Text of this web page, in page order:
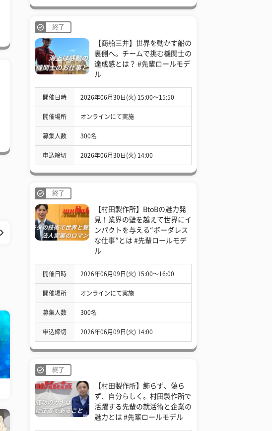
終了
【商船三井】世界を動かす船の
裏側へ。チームで挑む機関士の
達成感とは？ #先輩ロールモデ
ル
開催日時 2026年06月30日(火) 15:00〜15:50
開催場所 オンラインにて実施
募集人数 300名
申込締切 2026年06月30日(火) 14:00
終了
【村田製作所】BtoBの魅力発
見！業界の壁を越えて世界にイ
ンパクトを与える“ボーダレス
な仕事”とは #先輩ロールモデ
ル
開催日時 2026年06月09日(火) 15:00〜16:00
開催場所 オンラインにて実施
募集人数 300名
申込締切 2026年06月09日(火) 14:00
終了
【村田製作所】飾らず、偽ら
ず、自分らしく。村田製作所で
活躍する先輩の就活術と企業の
魅力とは #先輩ロールモデル